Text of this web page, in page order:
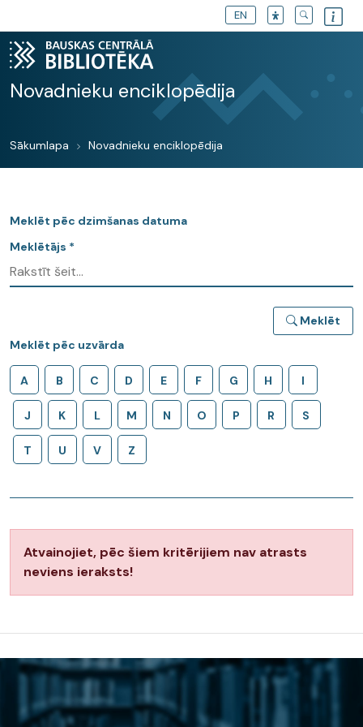
EN
Novadnieku enciklopēdija
Sākumlapa Novadnieku enciklopēdija
Meklēt pēc dzimšanas datuma
Meklētājs *
Meklēt
Meklēt pēc uzvārda
A B C D E F G H I
J K L M N O P R S
T U V Z
Atvainojiet, pēc šiem kritērijiem nav atrasts
neviens ieraksts!